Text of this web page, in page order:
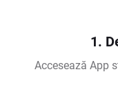
1.
Accesează App